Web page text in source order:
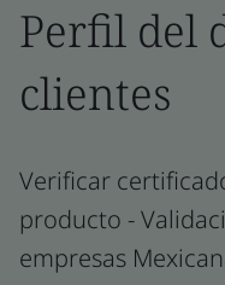
Perfil del
clientes
Verificar
producto -
empresas